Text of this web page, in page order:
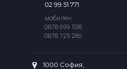
02 99 51 771
мобилен:
0878 699 538
0878 129 286
1000 София,